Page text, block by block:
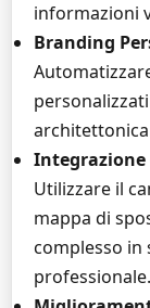
informazioni
Branding
Integrazione
Utilizzare il
mappa di
complesso in
professionale.